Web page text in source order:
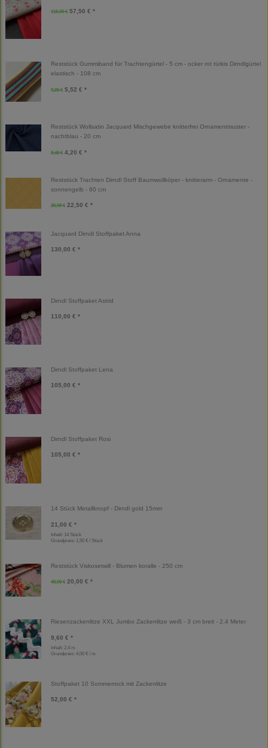
115,00 € 57,50 € *
Reststück Gummiband für Trachtengürtel - 5 cm - ocker rot türkis Dirndlgürtel
elastisch - 108 cm
9,20 € 5,52 € *
Reststück Wollsatin Jacquard Mischgewebe knitterfrei Ornamentmuster -
nachtblau - 20 cm
8,40 € 4,20 € *
Reststück Trachten Dirndl Stoff Baumwollköper - knitterarm - Ornamente -
sonnengelb - 60 cm
25,00 € 22,50 € *
Jacquard Dirndl Stoffpaket Anna
130,00 € *
Dirndl Stoffpaket Astrid
110,00 € *
Dirndl Stoffpaket Lena
105,00 € *
Dirndl Stoffpaket Rosi
105,00 € *
14 Stück Metallknopf - Dirndl gold 15mm
21,00 € *
Inhalt: 14 Stück
Grundpreis: 1,50 € / Stück
Reststück Viskosetwill - Blumen koralle - 250 cm
40,00 € 20,00 € *
Riesenzackenlitze XXL Jumbo Zackenlitze weiß - 3 cm breit - 2,4 Meter
9,60 € *
Inhalt: 2,4 m
Grundpreis: 4,00 € / m
Stoffpaket 10 Sommerrock mit Zackenlitze
52,00 € *